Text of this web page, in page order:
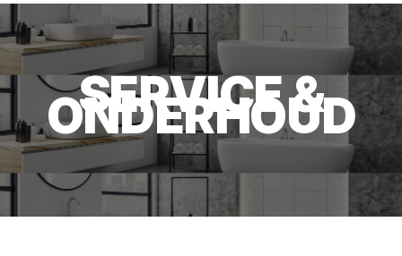
SERVICE &
ONDERHOUD